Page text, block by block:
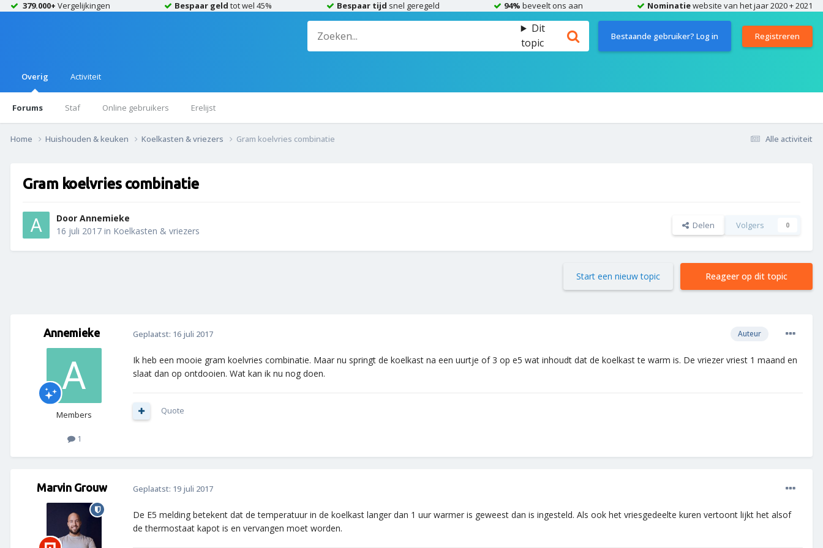
379.000+ Vergelijkingen Bespaar geld tot wel 45% Bespaar tijd snel geregeld 94% beveelt ons aan Nominatiewebsite van het jaar 2020 + 2021
Dit
topic
Bestaande gebruiker? Log in Registreren
Overig
Forums Staf Online gebruikers Erelijst
Activiteit
Alle activiteit
Home Huishouden & keuken Koelkasten & vriezers Gram koelvries combinatie
Gram koelvries combinatie
Door Annemieke
16 juli 2017 in Koelkasten & vriezers Delen Volgers 0
Reageer op dit topic
Start een nieuw topic
Annemieke
Members
1
Auteur
Geplaatst: 16 juli 2017
Ik heb een mooie gram koelvries combinatie. Maar nu springt de koelkast na een uurtje of 3 op e5 wat inhoudt dat de koelkast te warm is. De vriezer vriest 1 maand en
slaat dan op ontdooien. Wat kan ik nu nog doen.
Quote
Marvin Grouw Geplaatst: 19 juli 2017
De E5 melding betekent dat de temperatuur in de koelkast langer dan 1 uur warmer is geweest dan is ingesteld. Als ook het vriesgedeelte kuren vertoont lijkt het alsof
de thermostaat kapot is en vervangen moet worden.